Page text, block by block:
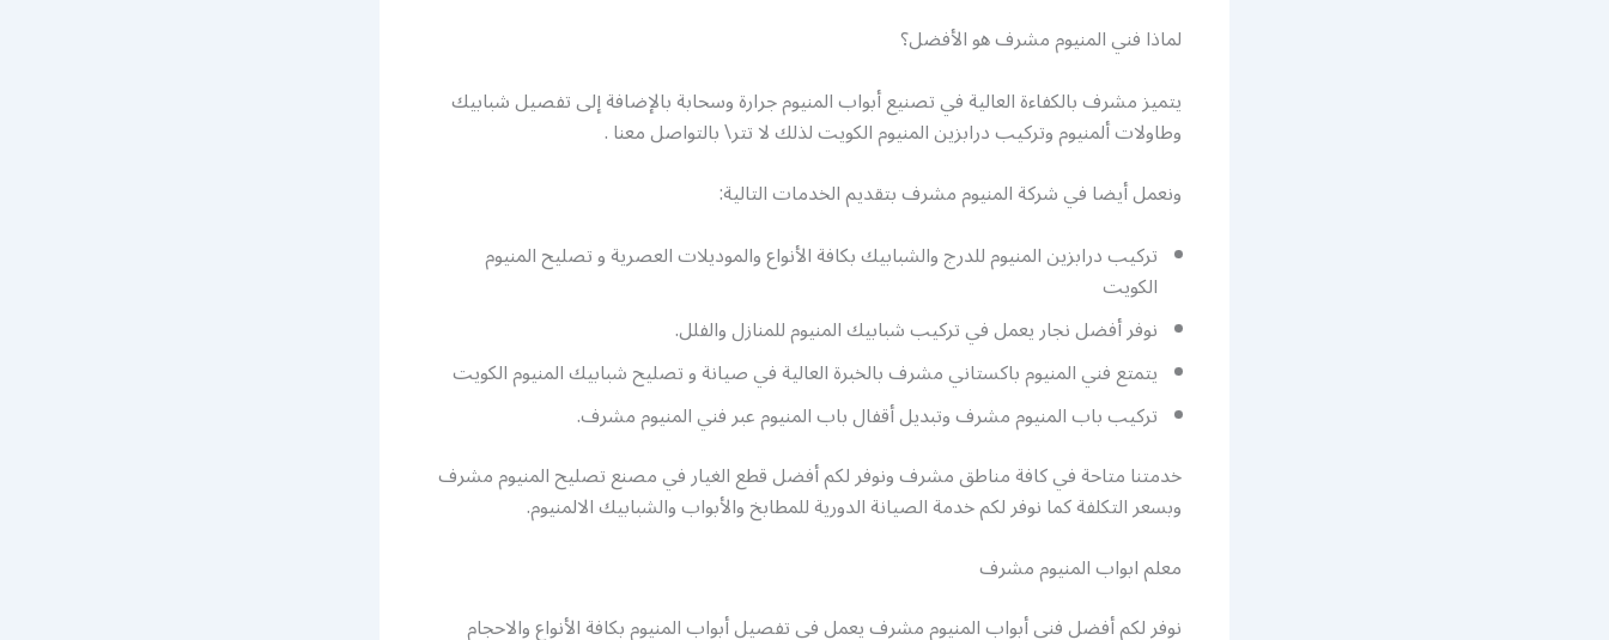
لماذا فني المنيوم مشرف هو الأفضل؟
يتميز مشرف بالكفاءة العالية في تصنيع أبواب المنيوم جرارة وسحابة بالإضافة إلى تفصيل شبابيك
وطاولات ألمنيوم وتركيب درابزين المنيوم الكويت لذلك لا تتر\ بالتواصل معنا .
ونعمل أيضا في شركة المنيوم مشرف بتقديم الخدمات التالية:
تركيب درابزين المنيوم للدرج والشبابيك بكافة الأنواع والموديلات العصرية و تصليح المنيوم
الكويت
نوفر أفضل نجار يعمل في تركيب شبابيك المنيوم للمنازل والفلل.
يتمتع فني المنيوم باكستاني مشرف بالخبرة العالية في صيانة و تصليح شبابيك المنيوم الكويت
تركيب باب المنيوم مشرف وتبديل أقفال باب المنيوم عبر فني المنيوم مشرف.
خدمتنا متاحة في كافة مناطق مشرف ونوفر لكم أفضل قطع الغيار في مصنع تصليح المنيوم مشرف
وبسعر التكلفة كما نوفر لكم خدمة الصيانة الدورية للمطابخ والأبواب والشبابيك الالمنيوم.
معلم ابواب المنيوم مشرف
نوفر لكم أفضل فني أبواب المنيوم مشرف يعمل في تفصيل أبواب المنيوم بكافة الأنواع والاحجام